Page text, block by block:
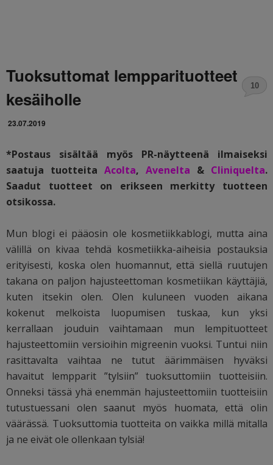
Tuoksuttomat lempparituotteet
kesäiholle
23.07.2019
10
*Postaus sisältää myös PR-näytteenä ilmaiseksi
saatuja tuotteitaAcolta,Avenelta & Cliniquelta.
Saadut tuotteet on erikseen merkitty tuotteen
otsikossa.
Mun blogi ei pääosin ole kosmetiikkablogi, mutta aina
välillä on kivaa tehdä kosmetiikka-aiheisia postauksia
erityisesti, koska olen huomannut, että siellä ruutujen
takana on paljon hajusteettoman kosmetiikan käyttäjiä,
kuten itsekin olen. Olen kuluneen vuoden aikana
kokenut melkoista luopumisen tuskaa, kun yksi
kerrallaan jouduin vaihtamaan mun lempituotteet
hajusteettomiin versioihin migreenin vuoksi. Tuntui niin
rasittavalta vaihtaa ne tutut äärimmäisen hyväksi
havaitut lempparit ”tylsiin” tuoksuttomiin tuotteisiin.
Onneksi tässä yhä enemmän hajusteettomiin tuotteisiin
tutustuessani olen saanut myös huomata, että olin
väärässä. Tuoksuttomia tuotteita on vaikka millä mitalla
ja ne eivät ole ollenkaan tylsiä!